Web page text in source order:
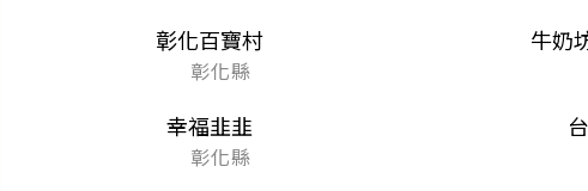
彰化百寶村
彰化縣
牛奶
幸福韭韭
彰化縣